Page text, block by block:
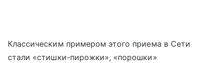
Классическим примером этого приема в Сети
стали «стишки-пирожки», «порошки»